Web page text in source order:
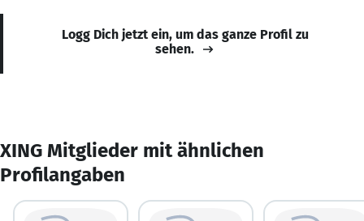
Logg Dich jetzt ein, um das ganze Profil zu
sehen.
XING Mitglieder mit ähnlichen
Profilangaben